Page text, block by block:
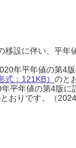
移設に伴い、平年
年平年値の第4
：121KB） のと
平年値の第4版
おりです。（2024